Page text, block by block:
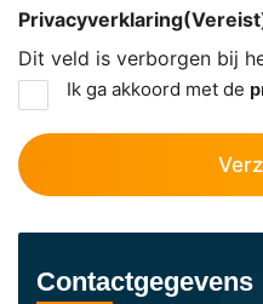
Dit veld is verborgen bij
Privacyverklaring
Ik ga akkoord met de
Contactgegevens